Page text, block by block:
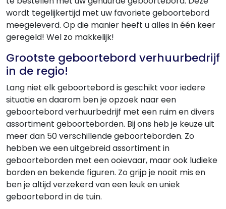
wordt tegelijkertijd met uw favoriete geboortebord
meegeleverd. Op die manier heeft u alles in één keer
geregeld! Wel zo makkelijk!
Grootste geboortebord verhuurbedrijf
in de regio!
Lang niet elk geboortebord is geschikt voor iedere
situatie en daarom ben je opzoek naar een
geboortebord verhuurbedrijf met een ruim en divers
assortiment geboorteborden. Bij ons heb je keuze uit
meer dan 50 verschillende geboorteborden. Zo
hebben we een uitgebreid assortiment in
geboorteborden met een ooievaar, maar ook ludieke
borden en bekende figuren. Zo grijp je nooit mis en
ben je altijd verzekerd van een leuk en uniek
geboortebord in de tuin.